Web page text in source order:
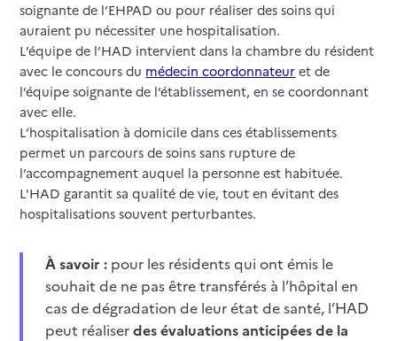
soignante de l’EHPAD ou pour réaliser des soins qui
auraient pu nécessiter une hospitalisation.
L’équipe de l’HAD intervient dans la chambre du résident
avec le concours du médecin coordonnateur et de
l’équipe soignante de l’établissement, en se coordonnant
avec elle.
L’hospitalisation à domicile dans ces établissements
permet un parcours de soins sans rupture de
l’accompagnement auquel la personne est habituée.
L'HAD garantit sa qualité de vie, tout en évitant des
hospitalisations souvent perturbantes.
À savoir :pour les résidents qui ont émis le
souhait de ne pas être transférés à l’hôpital en
cas de dégradation de leur état de santé, l’HAD
peut réaliserdes évaluations anticipées de la